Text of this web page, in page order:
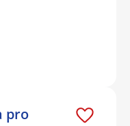
pro